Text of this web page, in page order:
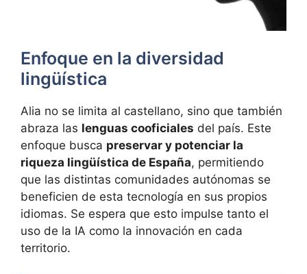
Enfoque en la diversidad
lingüística
Alia no se limita al castellano, sino que también
abraza las lenguas cooficiales del país. Este
enfoque busca preservar y potenciar la
riqueza lingüística de España, permitiendo
que las distintas comunidades autónomas se
beneficien de esta tecnología en sus propios
idiomas. Se espera que esto impulse tanto el
uso de la IA como la innovación en cada
territorio.